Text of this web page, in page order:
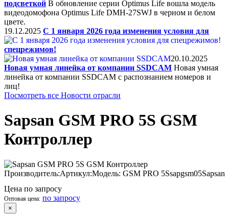
подсветкой В обновление серии Optimus Life вошла модель
видеодомофона Optimus Life DMH-27SWJ в черном и белом
цвете.
19.12.2025 C 1 января 2026 года изменения условия для
спецрежимов!
20.10.2025
Новая умная линейка от компании SSDCAM Новая умная
линейка от компании SSDCAM с распознанием номеров и
лиц!
Посмотреть все Новости отрасли
Sapsan GSM PRO 5S GSM
Контроллер
Производитель: Sapsan
Артикул: sapgsm05
Модель: GSM PRO 5S
Цена по запросу
Оптовая цена: по запросу
×